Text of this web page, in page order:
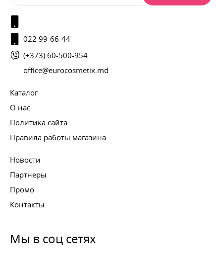
022 99-66-44
(+373) 60-500-954
office@eurocosmetix.md
Каталог
О нас
Политика сайта
Правила работы магазина
Новости
Партнеры
Промо
Контакты
Мы в соц сетях